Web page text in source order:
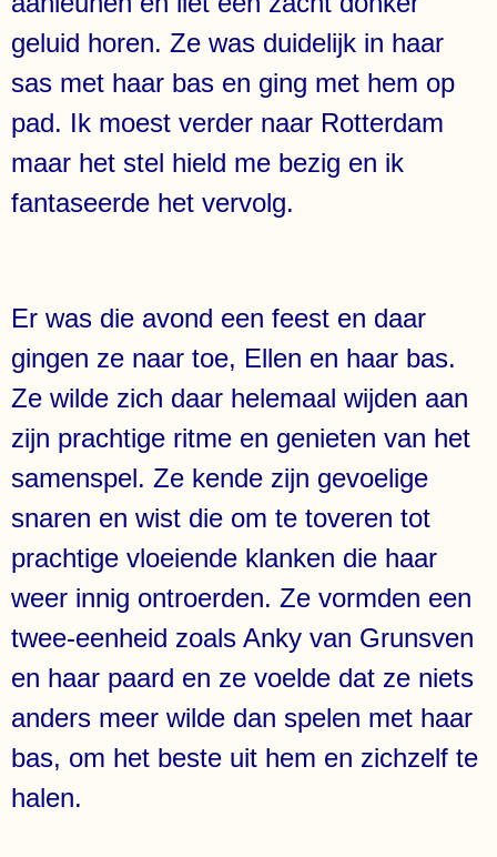
geluid horen. Ze was duidelijk in haar
sas met haar bas en ging met hem op
pad. Ik moest verder naar Rotterdam
maar het stel hield me bezig en ik
fantaseerde het vervolg.
Er was die avond een feest en daar
gingen ze naar toe, Ellen en haar bas.
Ze wilde zich daar helemaal wijden aan
zijn prachtige ritme en genieten van het
samenspel. Ze kende zijn gevoelige
snaren en wist die om te toveren tot
prachtige vloeiende klanken die haar
weer innig ontroerden. Ze vormden een
twee-eenheid zoals Anky van Grunsven
en haar paard en ze voelde dat ze niets
anders meer wilde dan spelen met haar
bas, om het beste uit hem en zichzelf te
halen.